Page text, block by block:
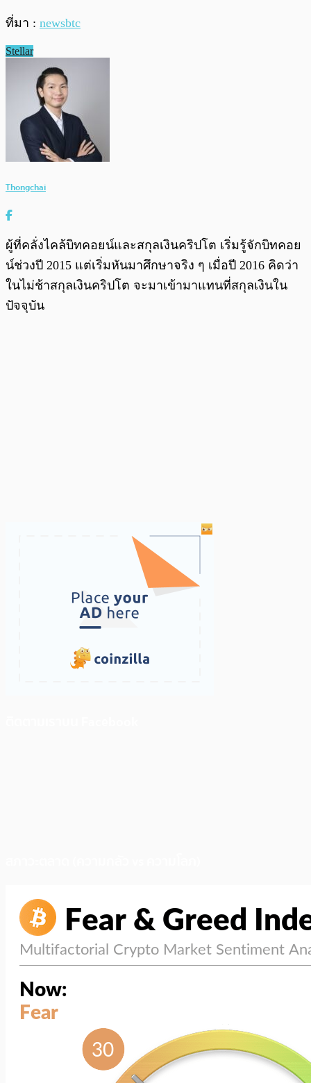
ที่มา : newsbtc
Stellar
Thongchai
ผู้ที่คลั่งไคล้บิทคอยน์และสกุลเงินคริปโต เริ่มรู้จักบิทคอย
น์ช่วงปี 2015 แต่เริ่มหันมาศึกษาจริง ๆ เมื่อปี 2016 คิดว่า
ในไม่ช้าสกุลเงินคริปโต จะมาเข้ามาแทนที่สกุลเงินใน
ปัจจุบัน